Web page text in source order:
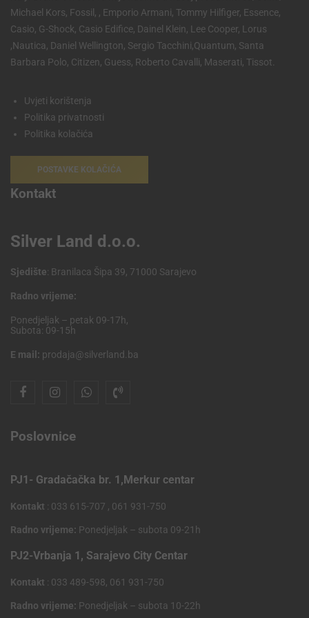
Michael Kors, Fossil, , Emporio Armani, Tommy Hilfiger, Essence,
Casio, G-Shock, Casio Edifice, Dainel Klein, Lee Cooper, Lorus
,Nautica, Daniel Wellington, Sergio Tacchini,Quantum, Santa
Barbara Polo, Citizen, Guess, Roberto Cavalli, Maserati, Tissot.
Uvjeti korištenja
Politika privatnosti
Politika kolačića
POSTAVKE KOLAČIĆA
Kontakt
Silver Land d.o.o.
Sjedište: Branilaca Šipa 39, 71000 Sarajevo
Radno vrijeme:
Ponedjeljak – petak 09-17h,
Subota: 09-15h
E mail: prodaja@silverland.ba
Poslovnice
PJ1- Gradačačka br. 1,Merkur centar
Kontakt : 033 615-707 , 061 931-750
Radno vrijeme: Ponedjeljak – subota 09-21h
PJ2-Vrbanja 1, Sarajevo City Centar
Kontakt : 033 489-598, 061 931-750
Radno vrijeme: Ponedjeljak – subota 10-22h